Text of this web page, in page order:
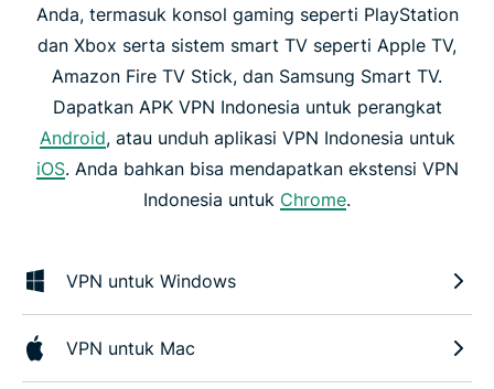
Anda, termasuk konsol gaming seperti PlayStation
dan Xbox serta sistem smart TV seperti Apple TV,
Amazon Fire TV Stick, dan Samsung Smart TV.
Dapatkan APK VPN Indonesia untuk perangkat
Android, atau unduh aplikasi VPN Indonesia untuk
iOS. Anda bahkan bisa mendapatkan ekstensi VPN
Indonesia untuk Chrome.
VPN untuk Windows
VPN untuk Mac